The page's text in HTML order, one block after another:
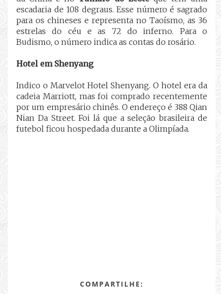
escadaria de 108 degraus. Esse número é sagrado
para os chineses e representa no Taoísmo, as 36
estrelas do céu e as 72 do inferno. Para o
Budismo, o número indica as contas do rosário.
Hotel em Shenyang
Indico o Marvelot Hotel Shenyang. O hotel era da
cadeia Marriott, mas foi comprado recentemente
por um empresário chinês. O endereço é 388 Qian
Nian Da Street. Foi lá que a seleção brasileira de
futebol ficou hospedada durante a Olimpíada.
COMPARTILHE: